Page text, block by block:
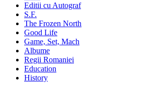
Editii cu Autograf
S.F.
The Frozen North
Good Life
Game, Set, Mach
Albume
Regii Romaniei
Education
History